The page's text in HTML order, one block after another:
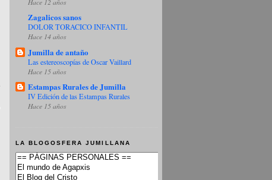
Zagalicos sanos
DOLOR TORACICO INFANTIL
Hace 14 años
Jumilla de antaño
Las estereoscopías de Oscar Vaillard
Hace 15 años
Estampas Rurales de Jumilla
IV Edición de las Estampas Rurales
Hace 15 años
LA BLOGOSFERA JUMILLANA